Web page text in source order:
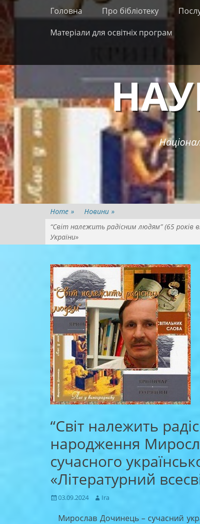
Skip
to
content
Primary Menu
Головна Про бібліотеку
Матеріали для освітніх програм
Home » Новини »
“Світ належить радісним людям” (65 років
України»
“Світ належить
народження
сучасного
«Літературний
Posted
03.09.2024 Author
Ira
Мирослав Дочинець – сучасний